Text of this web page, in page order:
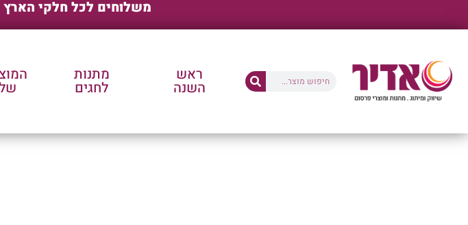
משלוחים לכל חלקי הארץ
ראש
השנה
מתנות
לחגים